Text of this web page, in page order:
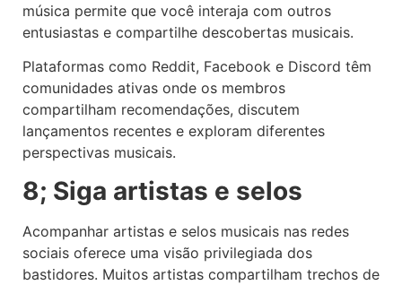
música permite que você interaja com outros
entusiastas e compartilhe descobertas musicais.
Plataformas como Reddit, Facebook e Discord têm
comunidades ativas onde os membros
compartilham recomendações, discutem
lançamentos recentes e exploram diferentes
perspectivas musicais.
8; Siga artistas e selos
Acompanhar artistas e selos musicais nas redes
sociais oferece uma visão privilegiada dos
bastidores. Muitos artistas compartilham trechos de